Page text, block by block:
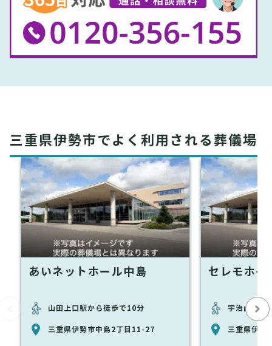
三重県伊勢市でよく利用される葬儀場
あいネットホール中島
山田上口駅から徒歩で10分
三重県伊勢市中島2丁目11-27
セレモホー
宇治山田駅
三重県伊勢